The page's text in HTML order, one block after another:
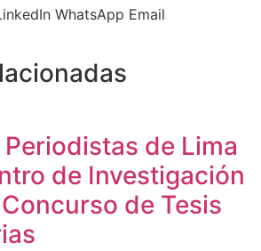
WhatsApp Email
de Lima
de Investigación
de Tesis